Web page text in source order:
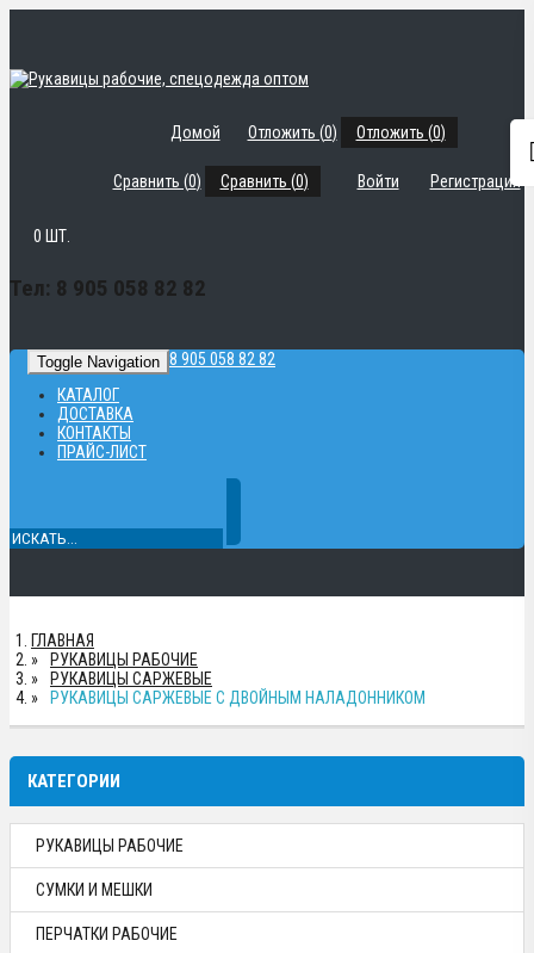
Домой Отложить (0) Отложить (0)
Сравнить (0) Сравнить (0) Войти Регистрация
0 ШТ.
Тел: 8 905 058 82 82
8 905 058 82 82
Toggle Navigation
КАТАЛОГ
ДОСТАВКА
КОНТАКТЫ
ПРАЙС-ЛИСТ
ГЛАВНАЯ
РУКАВИЦЫ РАБОЧИЕ
РУКАВИЦЫ САРЖЕВЫЕ
РУКАВИЦЫ САРЖЕВЫЕ С ДВОЙНЫМ НАЛАДОННИКОМ
КАТЕГОРИИ
РУКАВИЦЫ РАБОЧИЕ
СУМКИ И МЕШКИ
ПЕРЧАТКИ РАБОЧИЕ